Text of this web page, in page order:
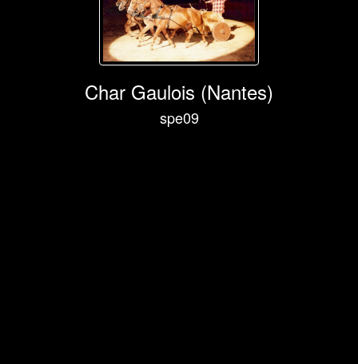
Char Gaulois (Nantes)
spe09